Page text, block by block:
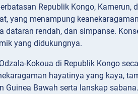
Republik Kongo,
yang menampung
dataran rendah, dan simpanse.
yang didukungnya.
Kokoua di Republik Kongo
hayatinya yang kaya,
Guinea Bawah serta lanskap